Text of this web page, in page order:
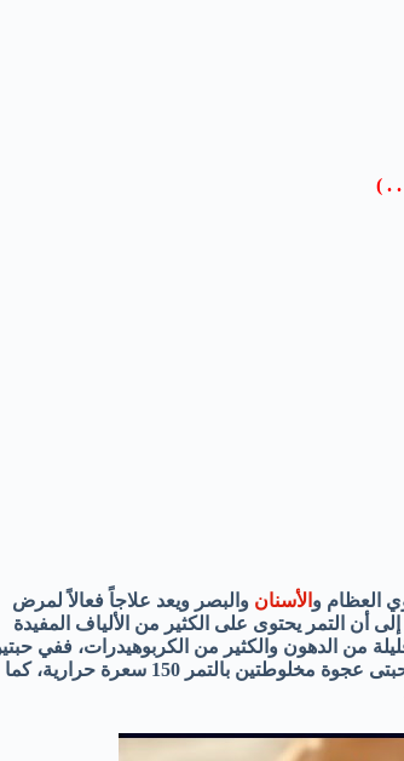
. )
العظام و الأسنان والبصر ويعد علاجاً فعالاً لمرض
أن التمر يحتوى على الكثير من الألياف المفيدة
من الدهون والكثير من الكربوهيدرات، ففي
من التمر 60 سعرة حرارية، وفى حبتى تمر باللوز 120 سعرةحرارية، أما فى حبتى عجوة مخلوطتين بالتمر 150 سعرة حرارية، كما